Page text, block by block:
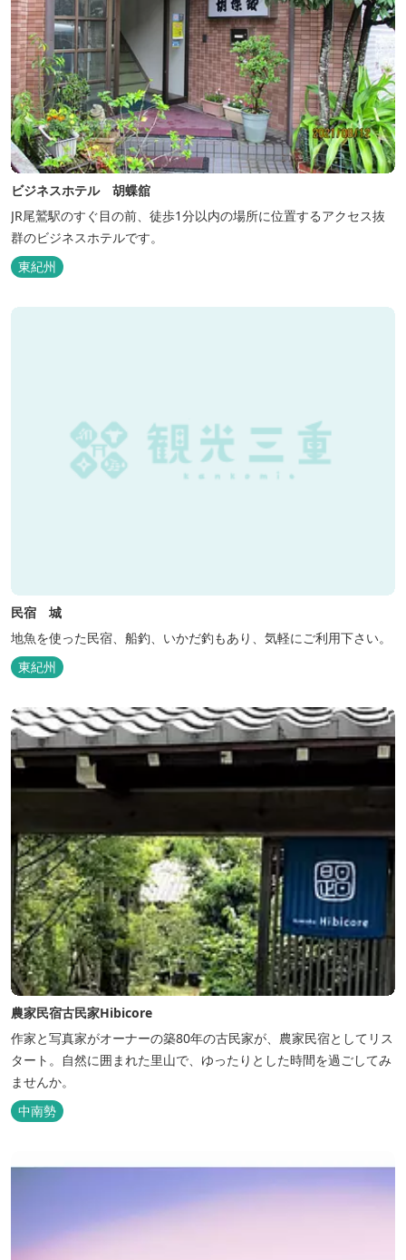
ビジネスホテル 胡蝶舘
JR尾鷲駅のすぐ目の前、徒歩1分以内の場所に位置するアクセス抜
群のビジネスホテルです。
東紀州
民宿 城
地魚を使った民宿、船釣、いかだ釣もあり、気軽にご利用下さい。
東紀州
農家民宿古民家Hibicore
作家と写真家がオーナーの築80年の古民家が、農家民宿としてリス
タート。自然に囲まれた里山で、ゆったりとした時間を過ごしてみ
ませんか。
中南勢